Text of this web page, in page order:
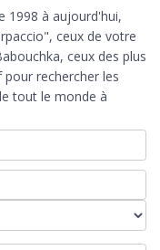
1998 à aujourd'hui,
ceux de votre
ceux des plus
rechercher les
tout le monde à